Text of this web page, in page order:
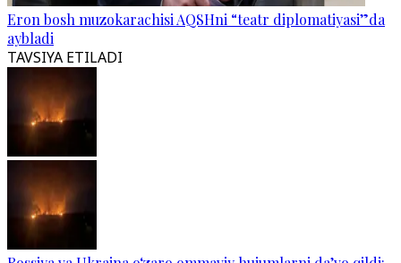
Eron bosh muzokarachisi AQSHni “teatr diplomatiyasi”da
aybladi
TAVSIYA ETILADI